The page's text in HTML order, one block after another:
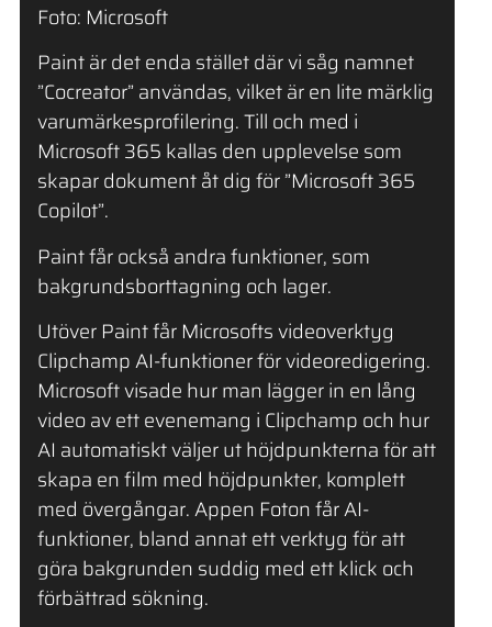
Foto: Microsoft
Paint är det enda stället där vi såg namnet
”Cocreator” användas, vilket är en lite märklig
varumärkesprofilering. Till och med i
Microsoft 365 kallas den upplevelse som
skapar dokument åt dig för ”Microsoft 365
Copilot”.
Paint får också andra funktioner, som
bakgrundsborttagning och lager.
Utöver Paint får Microsofts videoverktyg
Clipchamp AI-funktioner för videoredigering.
Microsoft visade hur man lägger in en lång
video av ett evenemang i Clipchamp och hur
AI automatiskt väljer ut höjdpunkterna för att
skapa en film med höjdpunkter, komplett
med övergångar. Appen Foton får AI-
funktioner, bland annat ett verktyg för att
göra bakgrunden suddig med ett klick och
förbättrad sökning.